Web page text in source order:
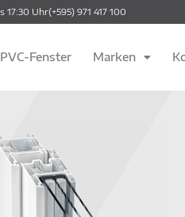
17:30 Uhr(+595) 971 417 100
PVC-Fenster Marken